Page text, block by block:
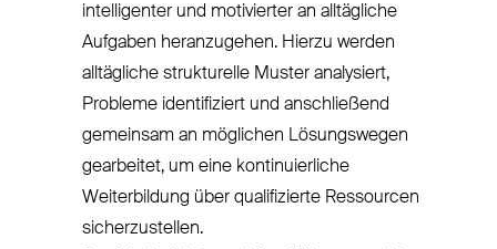
intelligenter und motivierter an alltägliche
Aufgaben heranzugehen. Hierzu werden
alltägliche strukturelle Muster analysiert,
Probleme identifiziert und anschließend
gemeinsam an möglichen Lösungswegen
gearbeitet, um eine kontinuierliche
Weiterbildung überqualifizierte Ressourcen
sicherzustellen.